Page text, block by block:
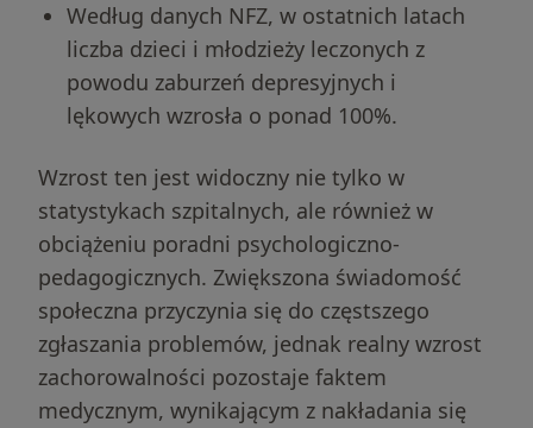
Według danych NFZ, w ostatnich latach
liczba dzieci i młodzieży leczonych z
powodu zaburzeń depresyjnych i
lękowych wzrosła o ponad 100%.
Wzrost ten jest widoczny nie tylko w
statystykach szpitalnych, ale również w
obciążeniu poradni psychologiczno-
pedagogicznych. Zwiększona świadomość
społeczna przyczynia się do częstszego
zgłaszania problemów, jednak realny wzrost
zachorowalności pozostaje faktem
medycznym, wynikającym z nakładania się